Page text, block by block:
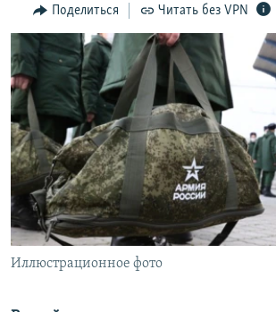
поискуИНФОГРАФИКА
ТЕЛЕПРОЕКТ КРЫМ.РЕАЛИИ
СОВЕТЫ ПРАВОЗАЩИТНИКОВ
ПРОПАВШИЕ БЕЗ ВЕСТИ
ПОБЕДИТЕЛЕЙ НЕ СУДЯТ?
КРЫМ.НЕПОКОРЕННЫЙ
ELIFBE
УКРАИНСКАЯ ПРОБЛЕМА КРЫМА
КАК ОБОЙТИ БЛОКИРОВКУ
Українською
Qırımtatar
ПРИСОЕДИНЯЙТЕСЬ!
Все сайты RFE/RL
Поделиться Читать без VPN
Иллюстрационное фото